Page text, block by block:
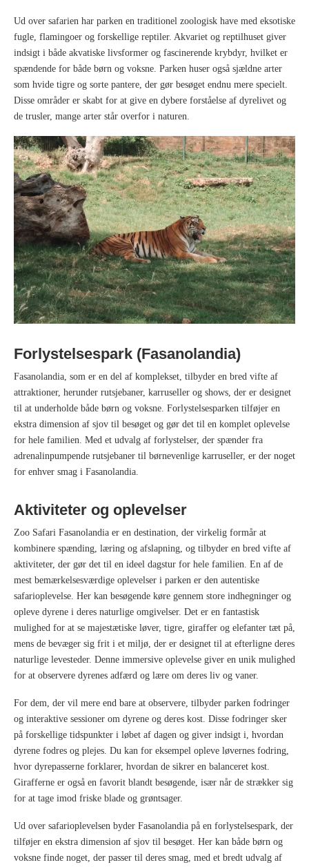
Ud over safarien har parken en traditionel zoologisk have med eksotiske
fugle, flamingoer og forskellige reptiler. Akvariet og reptilhuset giver
indsigt i både akvatiske livsformer og fascinerende krybdyr, hvilket er
spændende for både børn og voksne. Parken huser også sjældne arter
som hvide tigre og sorte pantere, der gør besøget endnu mere specielt.
Disse områder er skabt for at give en dybere forståelse af dyrelivet og
de trusler, mange arter står overfor i naturen.
Forlystelsespark (Fasanolandia)
Fasanolandia, som er en del af komplekset, tilbyder en bred vifte af
attraktioner, herunder rutsjebaner, karruseller og shows, der er designet
til at underholde både børn og voksne. Forlystelsesparken tilføjer en
ekstra dimension af sjov til besøget og gør det til en komplet oplevelse
for hele familien. Med et udvalg af forlystelser, der spænder fra
adrenalinpumpende rutsjebaner til børnevenlige karruseller, er der noget
for enhver smag i Fasanolandia.
Aktiviteter og oplevelser
Zoo Safari Fasanolandia er en destination, der virkelig formår at
kombinere spænding, læring og afslapning, og tilbyder en bred vifte af
aktiviteter, der gør det til en ideel dagstur for hele familien. En af de
mest bemærkelsesværdige oplevelser i parken er den autentiske
safarioplevelse. Her kan besøgende køre gennem store indhegninger og
opleve dyrene i deres naturlige omgivelser. Det er en fantastisk
mulighed for at se majestætiske løver, tigre, giraffer og elefanter tæt på,
mens de bevæger sig frit i et miljø, der er designet til at efterligne deres
naturlige levesteder. Denne immersive oplevelse giver en unik mulighed
for at observere dyrenes adfærd og lære om deres liv og vaner.
For dem, der vil mere end bare at observere, tilbyder parken fodringer
og interaktive sessioner om dyrene og deres kost. Disse fodringer sker
på forskellige tidspunkter i løbet af dagen og giver indsigt i, hvordan
dyrene fodres og plejes. Du kan for eksempel opleve løvernes fodring,
hvor dyrepasserne forklarer, hvordan de sikrer en balanceret kost.
Girafferne er også en favorit blandt besøgende, især når de strækker sig
for at tage imod friske blade og grøntsager.
Ud over safarioplevelsen byder Fasanolandia på en forlystelsespark, der
tilføjer en ekstra dimension af sjov til besøget. Her kan både børn og
voksne finde noget, der passer til deres smag, med et bredt udvalg af